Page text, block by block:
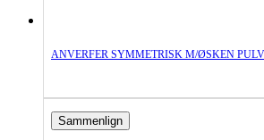
ANVERFER SYMMETRISK M/ØSKEN
Sammenlign